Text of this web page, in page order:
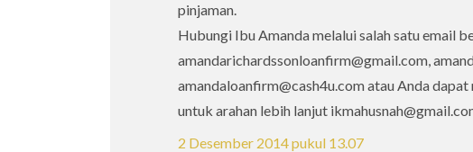
pinjaman.
Hubungi Ibu Amanda melalui salah satu email
amandarichardssonloanfirm@gmail.com,
amandaloanfirm@cash4u.com atau Anda
untuk arahan lebih lanjut
2 Desember 2014 pukul 13.07